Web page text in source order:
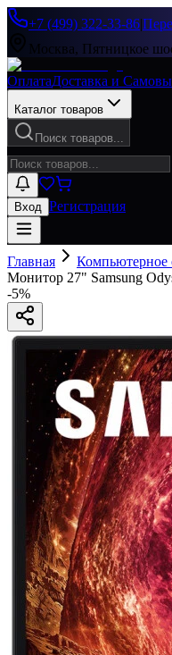
+7 (499) 322-33-86|
Москва, Пятницкое
ОплатаДоставка и
Каталог товаров
Поиск товаров...
Вход Регистрация
Главная Компьютерное
Монитор 27" Samsung
-5%